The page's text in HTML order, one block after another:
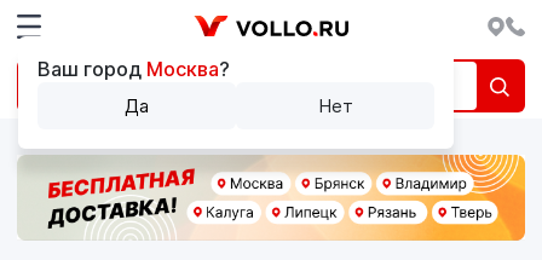
Ваш город Москва?
Да Нет